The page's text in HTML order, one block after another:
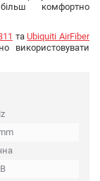
комфортно
та Ubiquiti AirFiber
використовувати